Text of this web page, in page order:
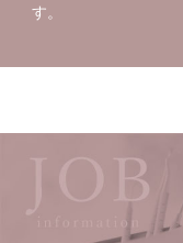
す。